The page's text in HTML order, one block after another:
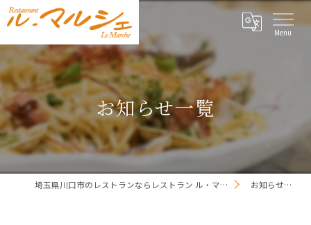
お知らせ一覧
埼玉県川口市のレストランならレストラン ル・マルシェ お知らせ一覧